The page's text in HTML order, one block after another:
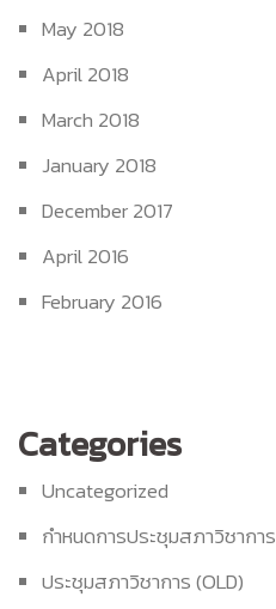
May 2018
April 2018
March 2018
January 2018
December 2017
April 2016
February 2016
Categories
Uncategorized
กำหนดการประชุมสภาวิชาการ
ประชุมสภาวิชาการ (OLD)